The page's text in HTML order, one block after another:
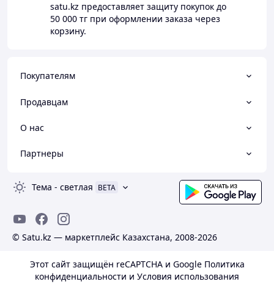
satu.kz предоставляет защиту покупок до
50 000 тг при оформлении заказа через
корзину.
Покупателям
Продавцам
О нас
Партнеры
Тема - светлая BETA
© Satu.kz — маркетплейс Казахстана, 2008-2026
Этот сайт защищён reCAPTCHA и Google Политика
конфиденциальности и Условия использования